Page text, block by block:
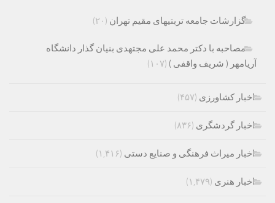
گزارشات جامعه تربتیهای مقیم تهران (۲۰)
مصاحبه با دکتر محمد علی مجتهدی بنیان گذار دانشگاه
آریامهر ( شریف واقفی ) (۱۰۷)
اخبار کشاورزی (۴۵۷)
اخبار گردشگری (۸۳۶)
اخبار میراث فرهنگی و صنایع دستی (۱,۴۱۶)
اخبار هنری (۱,۴۷۹)